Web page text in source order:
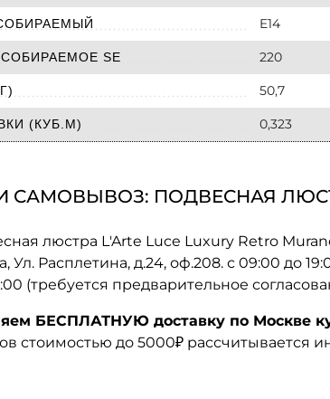
E14
SE 220
50,7
(КУБ.М) 0,323
ПОДВЕСНАЯ ЛЮСТРА
люстра L'Arte Luce Luxury Retro
Ул. Расплетина, д.24, оф.208. с 09:00 до
(требуется предварительное
БЕСПЛАТНУЮ доставку по Москве
стоимостью до 5000₽